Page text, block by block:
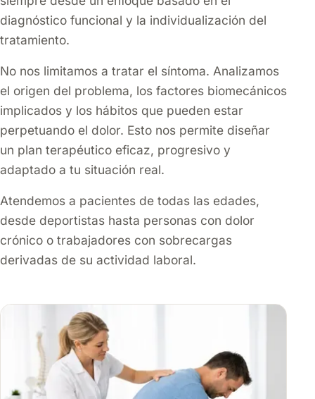
diagnóstico funcional y la individualización del
tratamiento.
No nos limitamos a tratar el síntoma. Analizamos
el origen del problema, los factores biomecánicos
implicados y los hábitos que pueden estar
perpetuando el dolor. Esto nos permite diseñar
un plan terapéutico eficaz, progresivo y
adaptado a tu situación real.
Atendemos a pacientes de todas las edades,
desde deportistas hasta personas con dolor
crónico o trabajadores con sobrecargas
derivadas de su actividad laboral.